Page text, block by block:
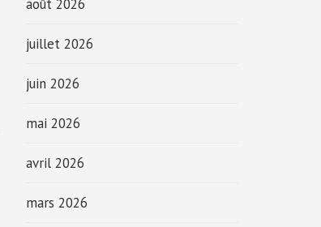
août 2026
juillet 2026
juin 2026
mai 2026
avril 2026
mars 2026